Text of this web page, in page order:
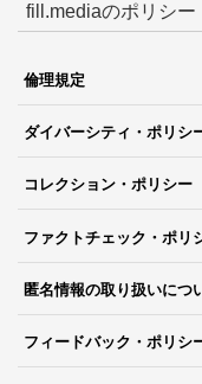
fill.mediaのポリシー
倫理規定
ダイバーシティ・ポリシ
コレクション・ポリシー
ファクトチェック・ポリ
匿名情報の取り扱いにつ
フィードバック・ポリシ